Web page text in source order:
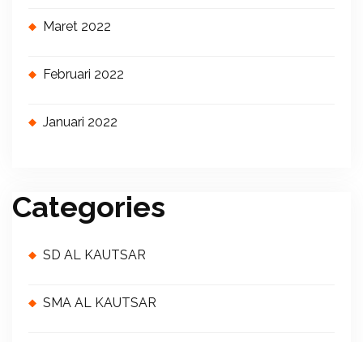
Maret 2022
Februari 2022
Januari 2022
Categories
SD AL KAUTSAR
SMA AL KAUTSAR